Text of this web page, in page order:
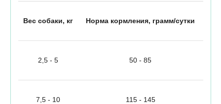
Вес собаки, кг Норма кормления, грамм/сутки
2,5 - 5 50 - 85
7,5 - 10 115 - 145